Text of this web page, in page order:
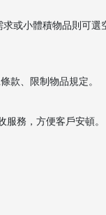
或小體積物品則可選
款、限制物品規定。
務，方便客戶安頓。